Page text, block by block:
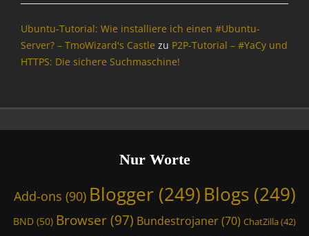
a
o
n
n
t
O
Ubuntu-Tutorial: Wie installiere ich einen #Ubuntu-
Server? – TmoWizard's Castle zu P2P-Tutorial – #YaCy und
HTTPS: Die sichere Suchmaschine!
Nur Worte
Add-ons (90) Blogger (249) Blogs(249)
BND (50) Browser (97) Bundestrojaner(70) ChatZilla(42)